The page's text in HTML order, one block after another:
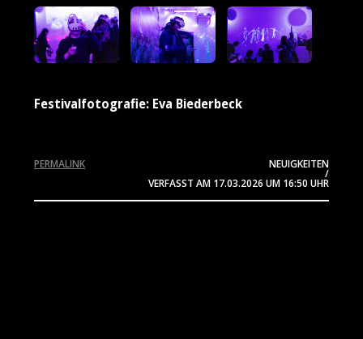
Festivalfotografie: Eva Biederbeck
NEUIGKEITEN
/
VERFASST AM 17.03.2026 UM 16:50 UHR
PERMALINK